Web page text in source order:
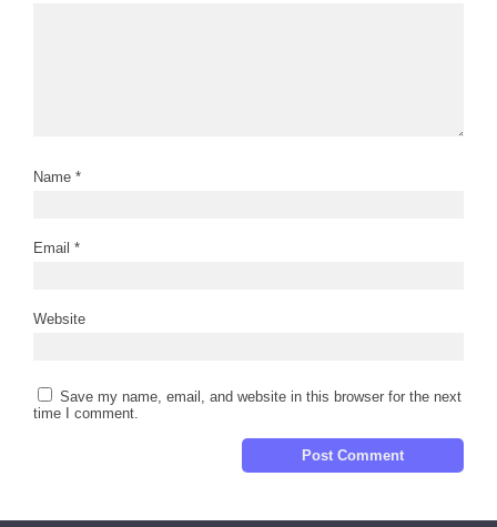
Name *
Email *
Website
Save my name, email, and website in this browser for the next
time I comment.